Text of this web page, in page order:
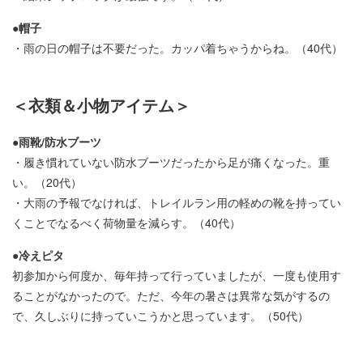
●帽子
・雨の日の帽子は不要だった。カッパ着ちゃうからね。（40代）
＜衣類＆小物アイテム＞
●雨靴/防水ブーツ
・履き慣れていない防水ブーツだったから足が痛くなった。重
い。（20代）
・大雨の予報でなければ、トレイルラン用の軽めの靴を持ってい
くことでなるべく荷物量を減らす。（40代）
●冷えピタ
初参加から何度か、毎年持って行っていましたが、一度も使用す
ることがなかったので。ただ、今年の暑さは異常な気がするの
で、久しぶりに持っていこうかと思っています。（50代）